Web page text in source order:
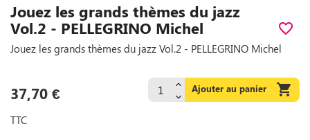
Jouez les grands thèmes du jazz
Vol.2 - PELLEGRINO Michel
favorite_border
Jouez les grands thèmes du jazz Vol.2 - PELLEGRINO Michel
37,70 € Ajouter au panier 
TTC